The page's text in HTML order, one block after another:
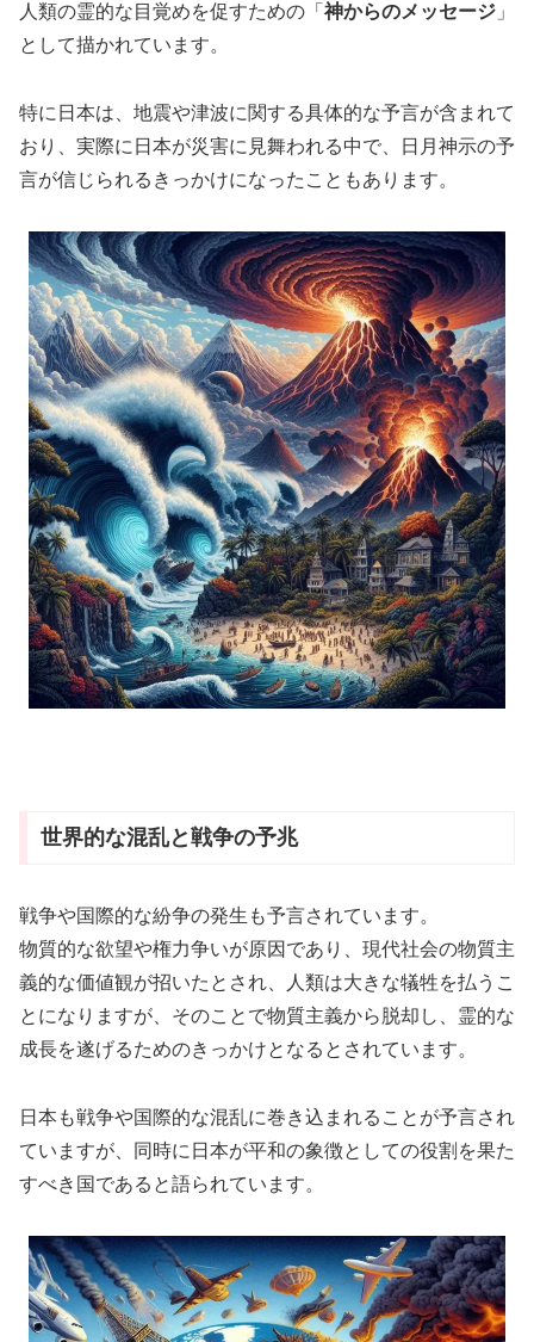
人類の霊的な目覚めを促すための「 神からのメッセージ 」
として描かれています。
特に日本は、地震や津波に関する具体的な予言が含まれて
おり、実際に日本が災害に見舞われる中で、日月神示の予
言が信じられるきっかけになったこともあります。
世界的な混乱と戦争の予兆
戦争や国際的な紛争の発生も予言されています。
物質的な欲望や権力争いが原因であり、現代社会の物質主
義的な価値観が招いたとされ、人類は大きな犠牲を払うこ
とになりますが、そのことで物質主義から脱却し、霊的な
成長を遂げるためのきっかけとなるとされています。
日本も戦争や国際的な混乱に巻き込まれることが予言され
ていますが、同時に日本が平和の象徴としての役割を果た
すべき国であると語られています。